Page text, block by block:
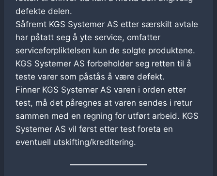
defekte delen.
Såfremt KGS Systemer AS etter særskilt avtale
har påtatt seg å yte service, omfatter
serviceforpliktelsen kun de solgte produktene.
KGS Systemer AS forbeholder seg retten til å
teste varer som påstås å være defekt.
Finner KGS Systemer AS varen i orden etter
test, må det påregnes at varen sendes i retur
sammen med en regning for utført arbeid. KGS
Systemer AS vil først etter test foreta en
eventuell utskifting/kreditering.